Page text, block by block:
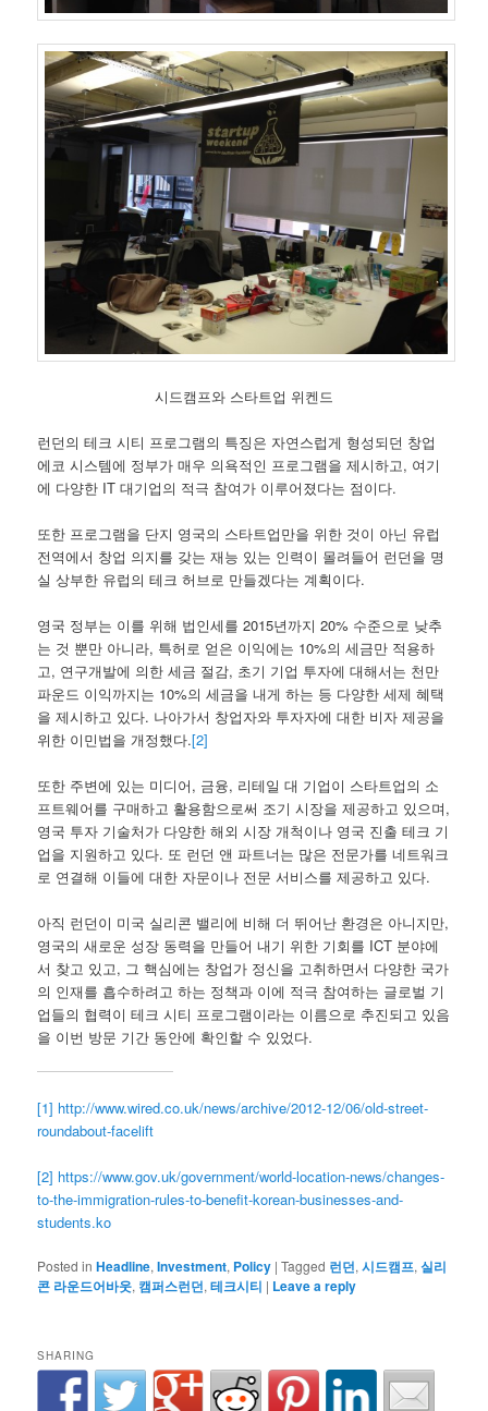
시드캠프와 스타트업 위켄드
런던의 테크 시티 프로그램의 특징은 자연스럽게 형성되던 창업
에코 시스템에 정부가 매우 의욕적인 프로그램을 제시하고, 여기
에 다양한 IT 대기업의 적극 참여가 이루어졌다는 점이다.
또한 프로그램을 단지 영국의 스타트업만을 위한 것이 아닌 유럽
전역에서 창업 의지를 갖는 재능 있는 인력이 몰려들어 런던을 명
실 상부한 유럽의 테크 허브로 만들겠다는 계획이다.
영국 정부는 이를 위해 법인세를 2015년까지 20% 수준으로 낮추
는 것 뿐만 아니라, 특허로 얻은 이익에는 10%의 세금만 적용하
고, 연구개발에 의한 세금 절감, 초기 기업 투자에 대해서는 천만
파운드 이익까지는 10%의 세금을 내게 하는 등 다양한 세제 혜택
을 제시하고 있다. 나아가서 창업자와 투자자에 대한 비자 제공을
위한 이민법을 개정했다.[2]
또한 주변에 있는 미디어, 금융, 리테일 대 기업이 스타트업의 소
프트웨어를 구매하고 활용함으로써 조기 시장을 제공하고 있으며,
영국 투자 기술처가 다양한 해외 시장 개척이나 영국 진출 테크 기
업을 지원하고 있다. 또 런던 앤 파트너는 많은 전문가를 네트워크
로 연결해 이들에 대한 자문이나 전문 서비스를 제공하고 있다.
아직 런던이 미국 실리콘 밸리에 비해 더 뛰어난 환경은 아니지만,
영국의 새로운 성장 동력을 만들어 내기 위한 기회를 ICT 분야에
서 찾고 있고, 그 핵심에는 창업가 정신을 고취하면서 다양한 국가
의 인재를 흡수하려고 하는 정책과 이에 적극 참여하는 글로벌 기
업들의 협력이 테크 시티 프로그램이라는 이름으로 추진되고 있음
을 이번 방문 기간 동안에 확인할 수 있었다.
[1] http://www.wired.co.uk/news/archive/2012-12/06/old-street-
roundabout-facelift
[2] https://www.gov.uk/government/world-location-news/changes-
to-the-immigration-rules-to-benefit-korean-businesses-and-
students.ko
Posted in Headline,Investment, Policy |Tagged 런던,시드캠프,실리
콘 라운드어바웃, 캠퍼스런던,테크시티 | Leave a reply
SHARING